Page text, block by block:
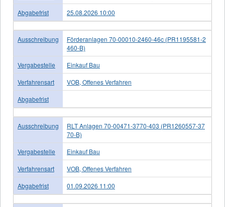
Abgabefrist
25.08.2026 10:00
Ausschreibung
Förderanlagen 70-00010-2460-46c (PR1195581-2
460-B)
Vergabestelle
Einkauf Bau
Verfahrensart
VOB, Offenes Verfahren
Abgabefrist
Ausschreibung
RLT Anlagen 70-00471-3770-403 (PR1260557-37
70-B)
Vergabestelle
Einkauf Bau
Verfahrensart
VOB, Offenes Verfahren
Abgabefrist
01.09.2026 11:00